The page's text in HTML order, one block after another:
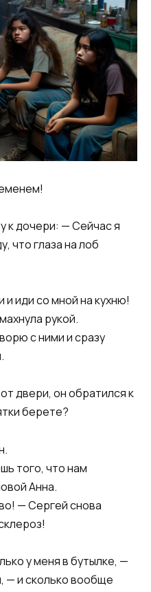
к дочери: — Сейчас я
что глаза на лоб
иди со мной на кухню!
рукой.
с ними и сразу
двери, он обратился к
берете?
того, что нам
Анна.
— Сергей снова
у меня в бутылке, —
— и сколько вообще